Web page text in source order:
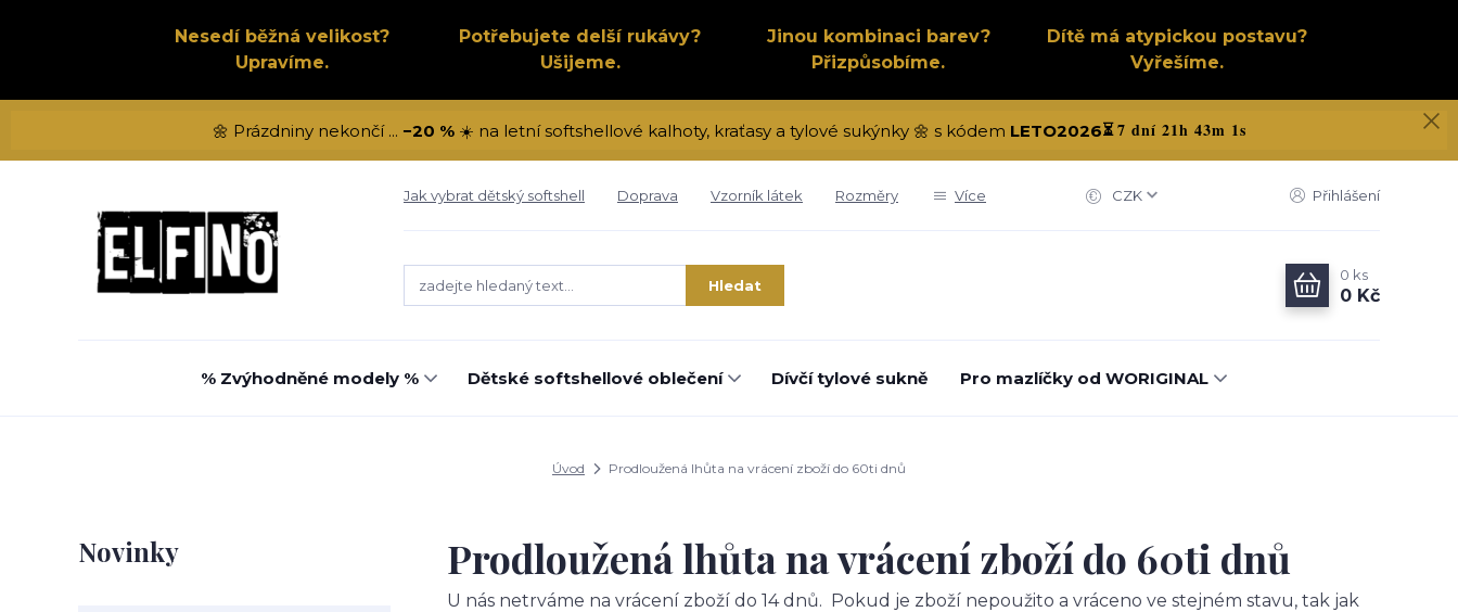
Nesedí běžná velikost?
Upravíme.
Potřebujete delší rukávy?
Ušijeme.
Jinou kombinaci barev?
Přizpůsobíme.
Dítě má atypickou postavu?
Vyřešíme.
🌼 Prázdniny nekončí ... −20 %☀️ na letní softshellové kalhoty, kraťasy a tylové sukýnky 🌼 s kódem LETO2026⏳7 dní 21h 43m 1s
Jak vybrat dětský softshell Doprava Vzorník látek Rozměry Více CZK Přihlášení
Hledat
0 ks
0 Kč
% Zvýhodněné modely % Dětské softshellové oblečení Dívčí tylové sukně Pro mazlíčky od WORIGINAL
Úvod Prodloužená lhůta na vrácení zboží do 60ti dnů
Novinky Prodloužená lhůta na vrácení zboží do 60ti dnů
U nás netrváme na vrácení zboží do 14 dnů. Pokud je zboží nepoužito a vráceno ve stejném stavu, tak jak